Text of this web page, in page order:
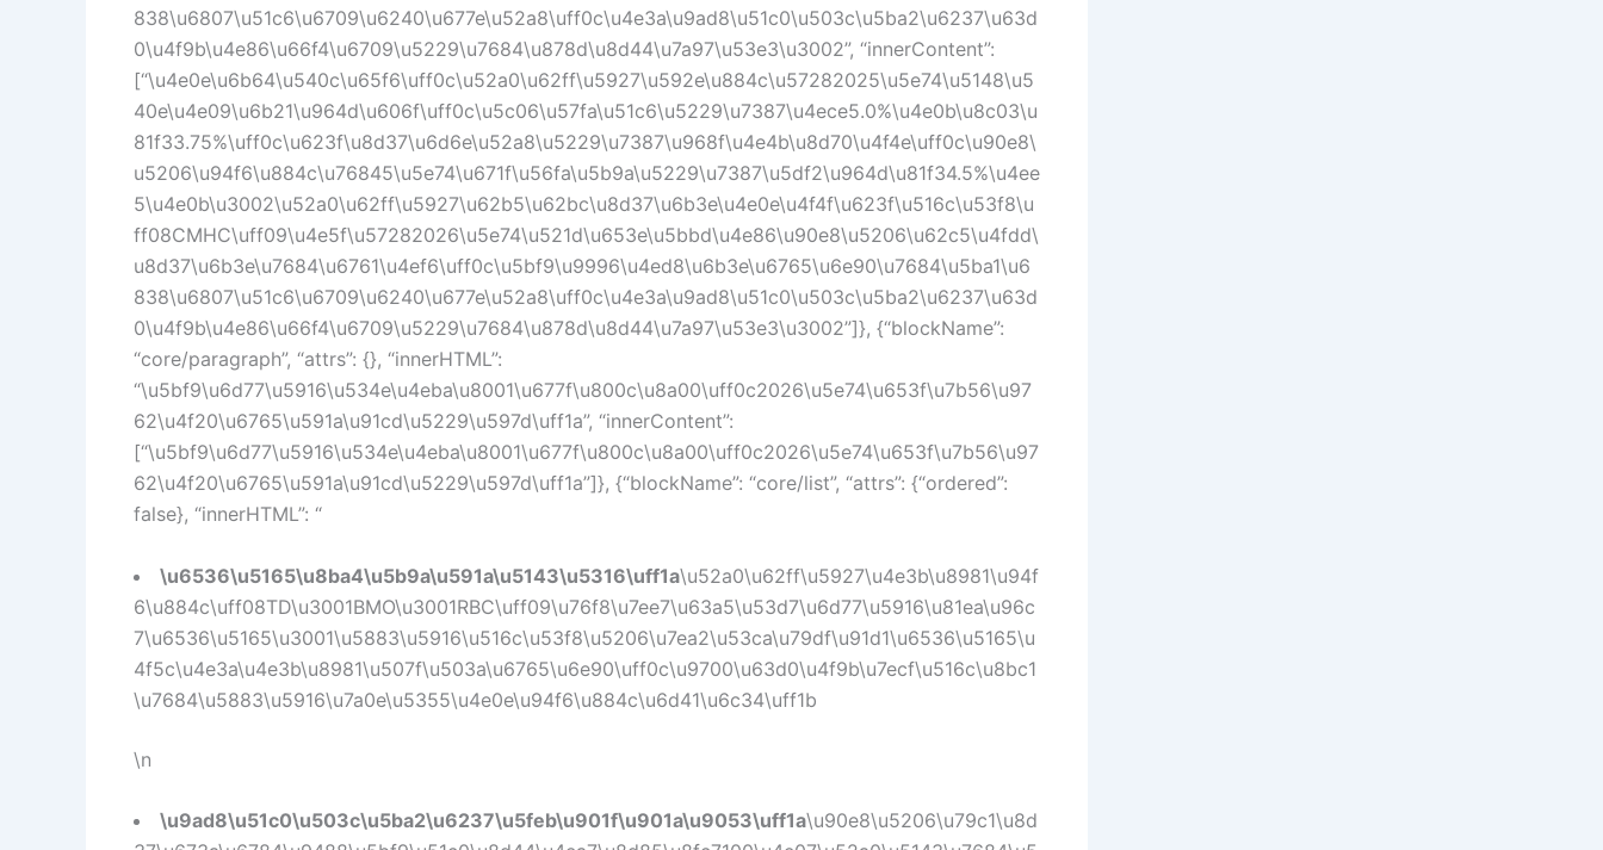
838\u6807\u51c6\u6709\u6240\u677e\u52a8\uff0c\u4e3a\u9ad8\u51c0\u503c\u5ba2\u6237\u63d
0\u4f9b\u4e86\u66f4\u6709\u5229\u7684\u878d\u8d44\u7a97\u53e3\u3002”, “innerContent”:
[“\u4e0e\u6b64\u540c\u65f6\uff0c\u52a0\u62ff\u5927\u592e\u884c\u57282025\u5e74\u5148\u5
40e\u4e09\u6b21\u964d\u606f\uff0c\u5c06\u57fa\u51c6\u5229\u7387\u4ece5.0%\u4e0b\u8c03\u
81f33.75%\uff0c\u623f\u8d37\u6d6e\u52a8\u5229\u7387\u968f\u4e4b\u8d70\u4f4e\uff0c\u90e8\
u5206\u94f6\u884c\u76845\u5e74\u671f\u56fa\u5b9a\u5229\u7387\u5df2\u964d\u81f34.5%\u4ee
5\u4e0b\u3002\u52a0\u62ff\u5927\u62b5\u62bc\u8d37\u6b3e\u4e0e\u4f4f\u623f\u516c\u53f8\u
ff08CMHC\uff09\u4e5f\u57282026\u5e74\u521d\u653e\u5bbd\u4e86\u90e8\u5206\u62c5\u4fdd\
u8d37\u6b3e\u7684\u6761\u4ef6\uff0c\u5bf9\u9996\u4ed8\u6b3e\u6765\u6e90\u7684\u5ba1\u6
838\u6807\u51c6\u6709\u6240\u677e\u52a8\uff0c\u4e3a\u9ad8\u51c0\u503c\u5ba2\u6237\u63d
0\u4f9b\u4e86\u66f4\u6709\u5229\u7684\u878d\u8d44\u7a97\u53e3\u3002”]}, {“blockName”:
“core/paragraph”, “attrs”: {}, “innerHTML”:
“\u5bf9\u6d77\u5916\u534e\u4eba\u8001\u677f\u800c\u8a00\uff0c2026\u5e74\u653f\u7b56\u97
62\u4f20\u6765\u591a\u91cd\u5229\u597d\uff1a”, “innerContent”:
[“\u5bf9\u6d77\u5916\u534e\u4eba\u8001\u677f\u800c\u8a00\uff0c2026\u5e74\u653f\u7b56\u97
62\u4f20\u6765\u591a\u91cd\u5229\u597d\uff1a”]}, {“blockName”: “core/list”, “attrs”: {“ordered”:
false}, “innerHTML”: “
\u6536\u5165\u8ba4\u5b9a\u591a\u5143\u5316\uff1a\u52a0\u62ff\u5927\u4e3b\u8981\u94f
6\u884c\uff08TD\u3001BMO\u3001RBC\uff09\u76f8\u7ee7\u63a5\u53d7\u6d77\u5916\u81ea\u96c
7\u6536\u5165\u3001\u5883\u5916\u516c\u53f8\u5206\u7ea2\u53ca\u79df\u91d1\u6536\u5165\u
4f5c\u4e3a\u4e3b\u8981\u507f\u503a\u6765\u6e90\uff0c\u9700\u63d0\u4f9b\u7ecf\u516c\u8bc1
\u7684\u5883\u5916\u7a0e\u5355\u4e0e\u94f6\u884c\u6d41\u6c34\uff1b
\n
\u9ad8\u51c0\u503c\u5ba2\u6237\u5feb\u901f\u901a\u9053\uff1a\u90e8\u5206\u79c1\u8d